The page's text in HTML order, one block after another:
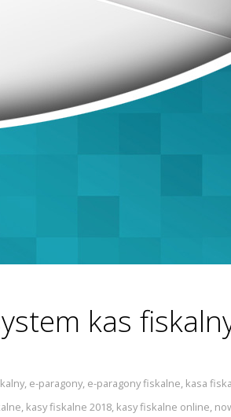
kas
, e-paragony, e-paragony fiskalne, kasa
, kasy fiskalne 2018, kasy fiskalne online,